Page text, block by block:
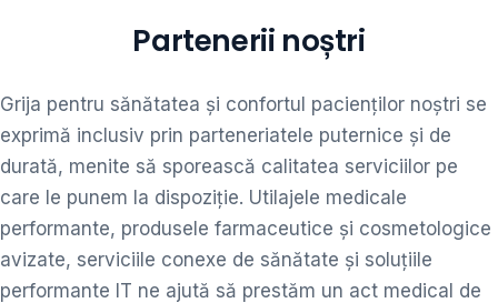
Partenerii noștri
Grija pentru sănătatea și confortul pacienților noștri se
exprimă inclusiv prin parteneriatele puternice și de
durată, menite să sporească calitatea serviciilor pe
care le punem la dispoziție. Utilajele medicale
performante, produsele farmaceutice și cosmetologice
avizate, serviciile conexe de sănătate și soluțiile
performante IT ne ajută să prestăm un act medical de